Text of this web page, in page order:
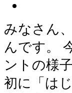
みなさん
んです。
ントの様
初に「は